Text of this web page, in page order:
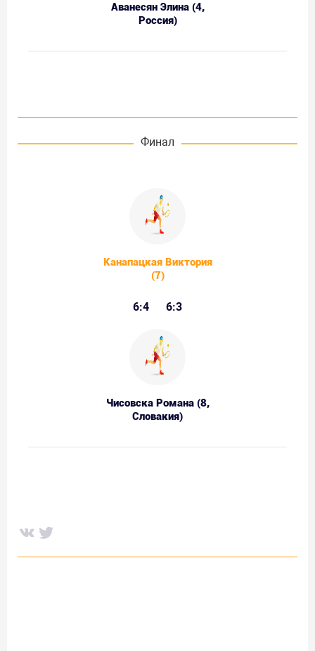
Аванесян Элина (4,
Россия)
Финал
Канапацкая Виктория
(7)
6:4 6:3
Чисовска Романа (8,
Словакия)